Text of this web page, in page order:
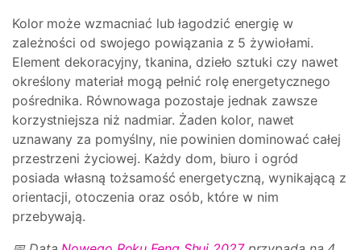
Kolor może wzmacniać lub łagodzić energię w
zależności od swojego powiązania z 5 żywiołami.
Element dekoracyjny, tkanina, dzieło sztuki czy nawet
określony materiał mogą pełnić rolę energetycznego
pośrednika. Równowaga pozostaje jednak zawsze
korzystniejsza niż nadmiar. Żaden kolor, nawet
uznawany za pomyślny, nie powinien dominować całej
przestrzeni życiowej. Każdy dom, biuro i ogród
posiada własną tożsamość energetyczną, wynikającą z
orientacji, otoczenia oraz osób, które w nim
przebywają.